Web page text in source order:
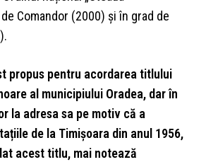
Comandor (2000) și în grad de
propus pentru acordarea titlului
al municipiului Oradea, dar în
la adresa sa pe motiv că a
de la Timișoara din anul 1956,
acest titlu, mai notează